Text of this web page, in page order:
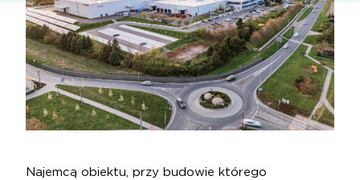
Najemcą obiektu, przy budowie którego